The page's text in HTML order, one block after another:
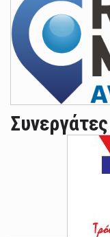
Συνεργάτες